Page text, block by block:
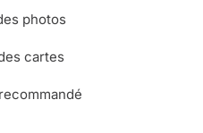
photos
cartes